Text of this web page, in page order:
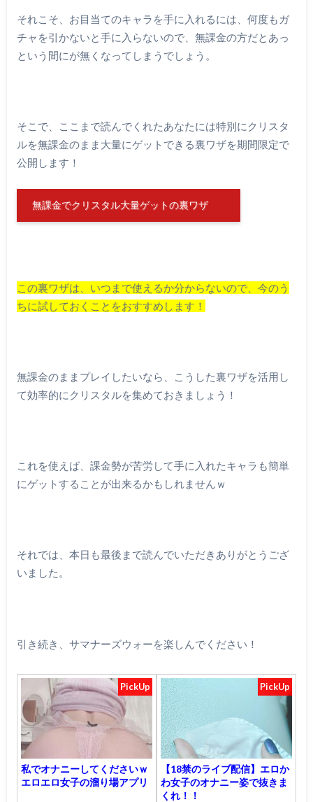
それこそ、お目当てのキャラを手に入れるには、何度もガ
チャを引かないと手に入らないので、無課金の方だとあっ
という間にが無くなってしまうでしょう。
そこで、ここまで読んでくれたあなたには特別にクリスタ
ルを無課金のまま大量にゲットできる裏ワザを期間限定で
公開します！
無課金でクリスタル大量ゲットの裏ワザ
この裏ワザは、いつまで使えるか分からないので、今のう
ちに試しておくことをおすすめします！
無課金のままプレイしたいなら、こうした裏ワザを活用し
て効率的にクリスタルを集めておきましょう！
これを使えば、課金勢が苦労して手に入れたキャラも簡単
にゲットすることが出来るかもしれませんｗ
それでは、本日も最後まで読んでいただきありがとうござ
いました。
引き続き、サマナーズウォーを楽しんでください！
PickUp
私でオナニーしてくださいｗ
エロエロ女子の溜り場アプリ
PickUp
【18禁のライブ配信】エロか
わ女子のオナニー姿で抜きま
くれ！！